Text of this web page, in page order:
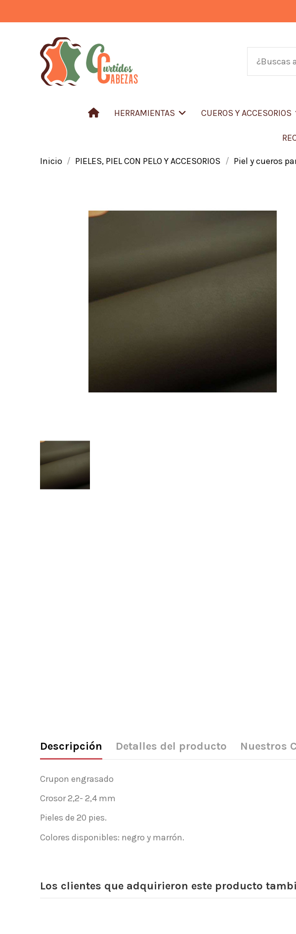
HERRAMIENTAS CUEROS Y ACCESORIOS
Inicio PIELES, PIEL CON PELO Y ACCESORIOS Piel y cueros
Descripción Detalles del producto Nuestros
Crupon engrasado
Crosor 2,2- 2,4 mm
Pieles de 20 pies.
Colores disponibles: negro y marrón.
Los clientes que adquirieron este producto